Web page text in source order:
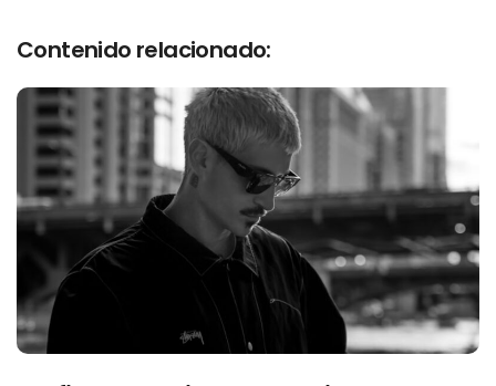
Contenido relacionado: